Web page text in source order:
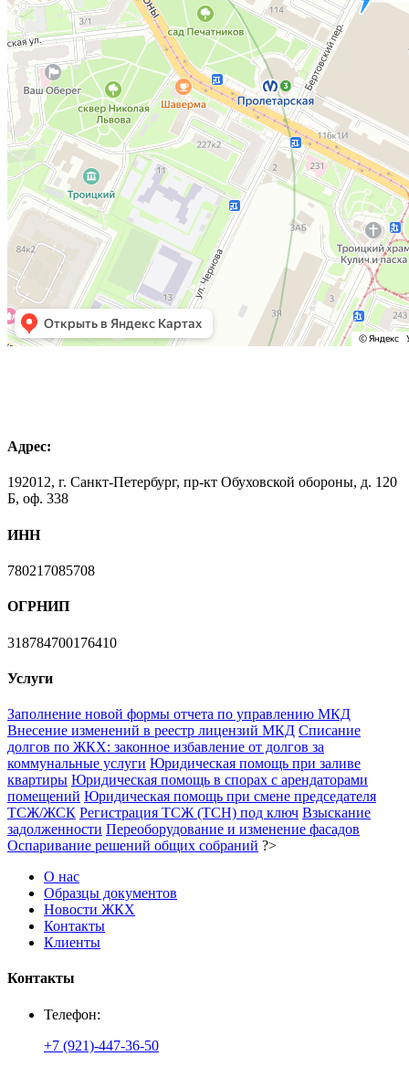
Адрес:
192012, г. Санкт-Петербург, пр-кт Обуховской обороны, д. 120
Б, оф. 338
ИНН
780217085708
ОГРНИП
318784700176410
Услуги
Заполнение новой формы отчета по управлению МКД
Внесение изменений в реестр лицензий МКД Списание
долгов по ЖКХ: законное избавление от долгов за
коммунальные услуги Юридическая помощь при заливе
квартиры Юридическая помощь в спорах с арендаторами
помещений Юридическая помощь при смене председателя
ТСЖ/ЖСК Регистрация ТСЖ (ТСН) под ключ Взыскание
задолженности Переоборудование и изменение фасадов
Оспаривание решений общих собраний ?>
О нас
Образцы документов
Новости ЖКХ
Контакты
Клиенты
Контакты
Телефон:
+7 (921)-447-36-50